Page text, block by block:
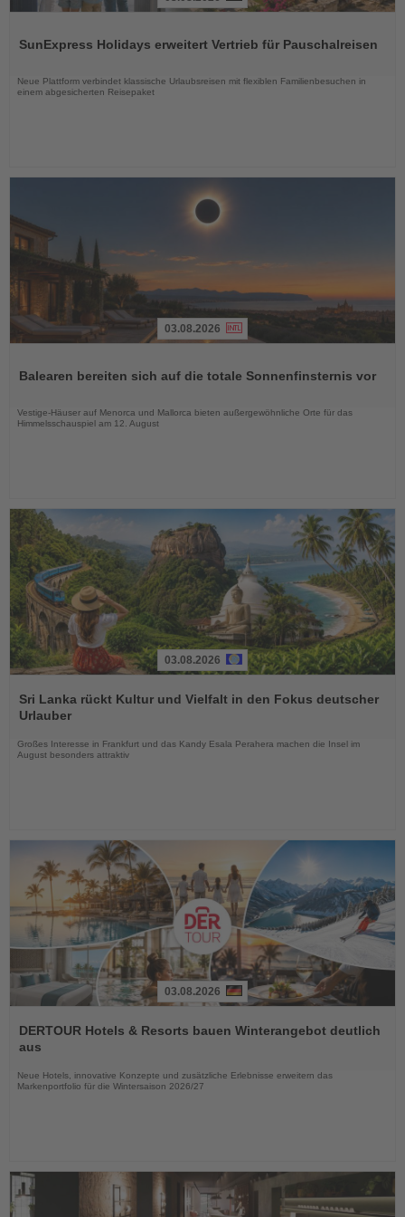
die
SunExpress Holidays erweitert Vertrieb für Pauschalreisen
Neue Plattform verbindet klassische Urlaubsreisen mit flexiblen Familienbesuchen in
einem abgesicherten Reisepaket
die
03.08.2026
Balearen bereiten sich auf die totale Sonnenfinsternis vor
Vestige-Häuser auf Menorca und Mallorca bieten außergewöhnliche Orte für das
Himmelsschauspiel am 12. August
Sie
die
03.08.2026
Sri Lanka rückt Kultur und Vielfalt in den Fokus deutscher
Urlauber
Großes Interesse in Frankfurt und das Kandy Esala Perahera machen die Insel im
August besonders attraktiv
Sie
die
03.08.2026
DERTOUR Hotels & Resorts bauen Winterangebot deutlich
aus
Neue Hotels, innovative Konzepte und zusätzliche Erlebnisse erweitern das
Markenportfolio für die Wintersaison 2026/27